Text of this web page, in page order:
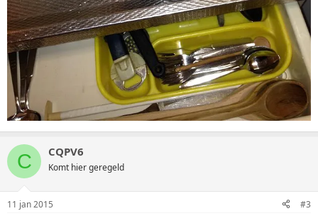
C CQPV6
Komt hier geregeld
11 jan 2015 #3